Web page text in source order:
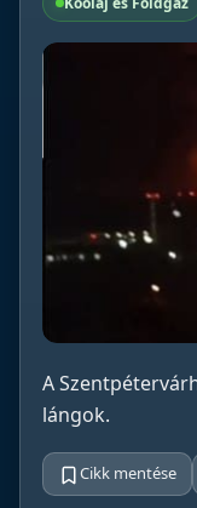
A
lángok.
Cikk mentése